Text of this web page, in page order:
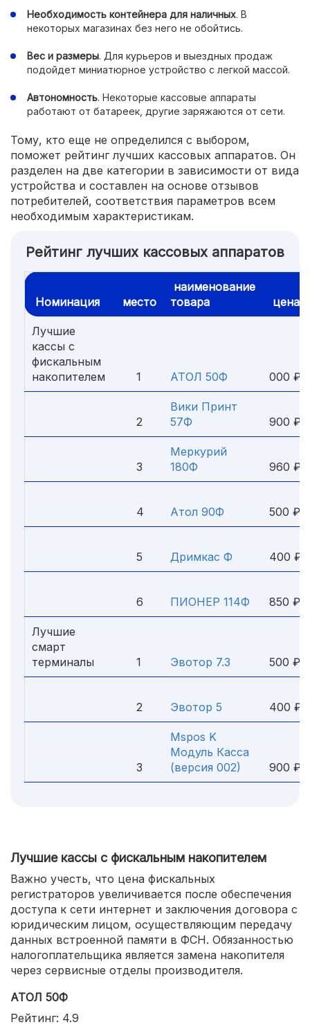
Необходимость контейнера для наличных. В
некоторых магазинах без него не обойтись.
Вес и размеры. Для курьеров и выездных продаж
подойдет миниатюрное устройство с легкой массой.
Автономность. Некоторые кассовые аппараты
работают от батареек, другие заряжаются от сети.
Тому, кто еще не определился с выбором,
поможет рейтинг лучших кассовых аппаратов. Он
разделен на две категории в зависимости от вида
устройства и составлен на основе отзывов
потребителей, соответствия параметров всем
необходимым характеристикам.
Рейтинг лучших кассовых аппаратов
Номинация место
наименование
товара
цена
Лучшие
кассы с
фискальным
накопителем
1 АТОЛ 50Ф
000 ₽
2
Вики Принт
57Ф
900 ₽
3
Меркурий
180Ф
960 ₽
4 Атол 90Ф
500 ₽
5 Дримкас Ф
400 ₽
6 ПИОНЕР 114Ф
850 ₽
Лучшие
смарт
терминалы
1 Эвотор 7.3
500 ₽
2 Эвотор 5
400 ₽
3
Mspos K
Модуль Касса
(версия 002)
900 ₽
Лучшие кассы с фискальным накопителем
Важно учесть, что цена фискальных
регистраторов увеличивается после обеспечения
доступа к сети интернет и заключения договора с
юридическим лицом, осуществляющим передачу
данных встроенной памяти в ФСН. Обязанностью
налогоплательщика является замена накопителя
через сервисные отделы производителя.
АТОЛ 50Ф
Рейтинг: 4.9